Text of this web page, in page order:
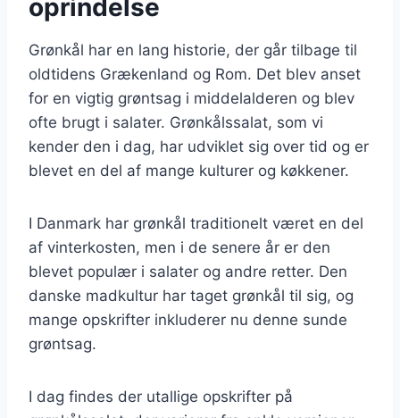
oprindelse
Grønkål har en lang historie, der går tilbage til
oldtidens Grækenland og Rom. Det blev anset
for en vigtig grøntsag i middelalderen og blev
ofte brugt i salater. Grønkålssalat, som vi
kender den i dag, har udviklet sig over tid og er
blevet en del af mange kulturer og køkkener.
I Danmark har grønkål traditionelt været en del
af vinterkosten, men i de senere år er den
blevet populær i salater og andre retter. Den
danske madkultur har taget grønkål til sig, og
mange opskrifter inkluderer nu denne sunde
grøntsag.
I dag findes der utallige opskrifter på